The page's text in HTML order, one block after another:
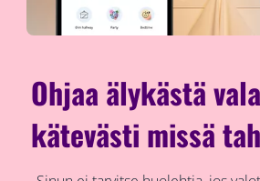
Ohjaa älykästä
kätevästi missä